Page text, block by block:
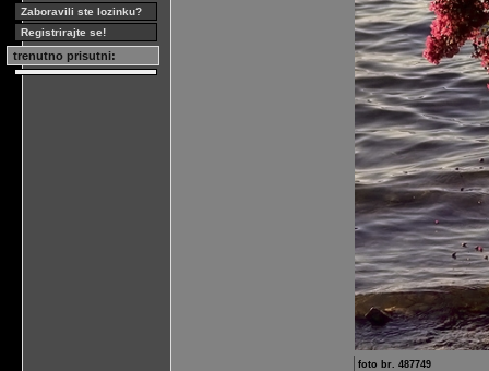
Zaboravili ste lozinku?
Registrirajte se!
trenutno prisutni:
foto br. 487749